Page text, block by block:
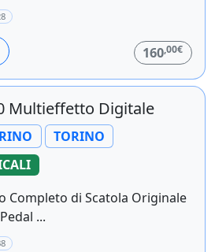
160,00€
Multieffetto Digitale
TORINO
Completo di Scatola Originale
...